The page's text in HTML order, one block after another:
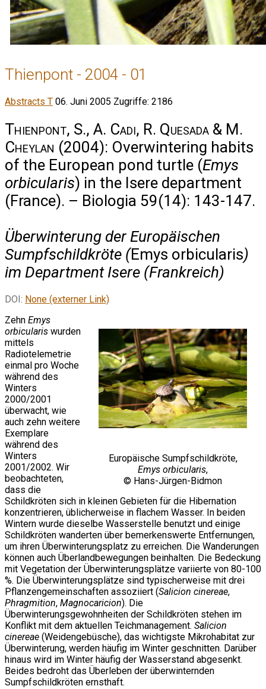
Thienpont - 2004 - 01
Abstracts T 06. Juni 2005 Zugriffe: 2186
Thienpont, S., A. Cadi, R. Quesada & M.
Cheylan (2004): Overwintering habits
of the European pond turtle (Emys
orbicularis) in the Isere department
(France). – Biologia 59(14): 143-147.
Überwinterung der Europäischen
Sumpfschildkröte (Emys orbicularis)
im Department Isere (Frankreich)
DOI: None (externer Link)
Europäische Sumpfschildkröte,
Emys orbicularis,
© Hans-Jürgen-Bidmon
Zehn Emys
orbicularis wurden
mittels
Radiotelemetrie
einmal pro Woche
während des
Winters
2000/2001
überwacht, wie
auch zehn weitere
Exemplare
während des
Winters
2001/2002. Wir
beobachteten,
dass die
Schildkröten sich in kleinen Gebieten für die Hibernation
konzentrieren, üblicherweise in flachem Wasser. In beiden
Wintern wurde dieselbe Wasserstelle benutzt und einige
Schildkröten wanderten über bemerkenswerte Entfernungen,
um ihren Überwinterungsplatz zu erreichen. Die Wanderungen
können auch Überlandbewegungen beinhalten. Die Bedeckung
mit Vegetation der Überwinterungsplätze variierte von 80-100
%. Die Überwinterungsplätze sind typischerweise mit drei
Pflanzengemeinschaften assoziiert (Salicion cinereae,
Phragmition, Magnocaricion). Die
Überwinterungsgewohnheiten der Schildkröten stehen im
Konflikt mit dem aktuellen Teichmanagement. Salicion
cinereae (Weidengebüsche), das wichtigste Mikrohabitat zur
Überwinterung, werden häufig im Winter geschnitten. Darüber
hinaus wird im Winter häufig der Wasserstand abgesenkt.
Beides bedroht das Überleben der überwinternden
Sumpfschildkröten ernsthaft.